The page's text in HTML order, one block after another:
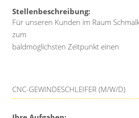
Stellenbeschreibung:
Für unseren Kunden im Raum
zum
baldmöglichsten Zeitpunkt einen
CNC-GEWINDESCHLEIFER (M/W/D)